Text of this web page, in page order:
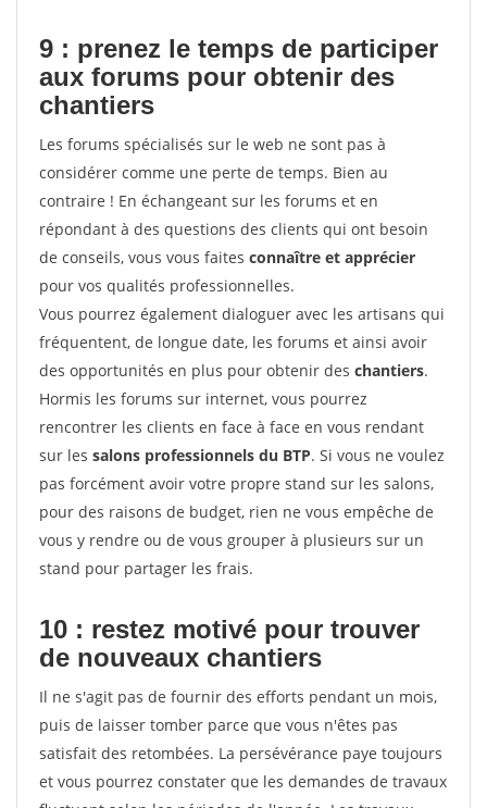
9 : prenez le temps de participer
aux forums pour obtenir des
chantiers
Les forums spécialisés sur le web ne sont pas à
considérer comme une perte de temps. Bien au
contraire ! En échangeant sur les forums et en
répondant à des questions des clients qui ont besoin
de conseils, vous vous faites connaître et apprécier
pour vos qualités professionnelles.
Vous pourrez également dialoguer avec les artisans qui
fréquentent, de longue date, les forums et ainsi avoir
des opportunités en plus pour obtenir des chantiers.
Hormis les forums sur internet, vous pourrez
rencontrer les clients en face à face en vous rendant
sur les salons professionnels du BTP. Si vous ne voulez
pas forcément avoir votre propre stand sur les salons,
pour des raisons de budget, rien ne vous empêche de
vous y rendre ou de vous grouper à plusieurs sur un
stand pour partager les frais.
10 : restez motivé pour trouver
de nouveaux chantiers
Il ne s'agit pas de fournir des efforts pendant un mois,
puis de laisser tomber parce que vous n'êtes pas
satisfait des retombées. La persévérance paye toujours
et vous pourrez constater que les demandes de travaux